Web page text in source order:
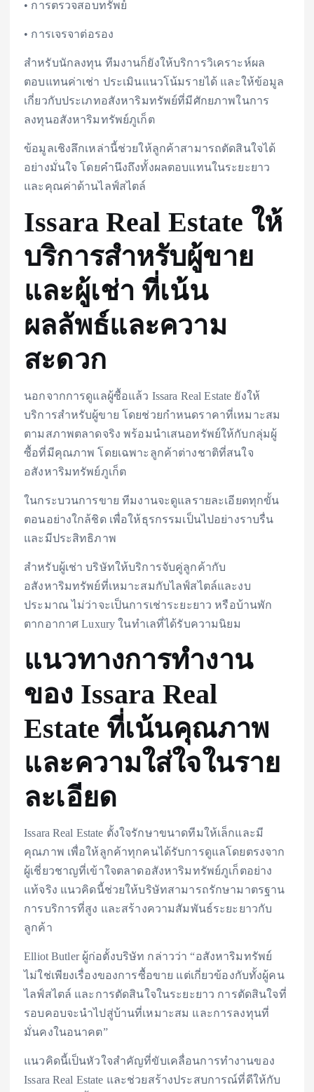
• การตรวจสอบทรัพย์
• การเจรจาต่อรอง
สำหรับนักลงทุน ทีมงานก็ยังให้บริการวิเคราะห์ผล
ตอบแทนค่าเช่า ประเมินแนวโน้มรายได้ และให้ข้อมูล
เกี่ยวกับประเภทอสังหาริมทรัพย์ที่มีศักยภาพในการ
ลงทุนอสังหาริมทรัพย์ภูเก็ต
ข้อมูลเชิงลึกเหล่านี้ช่วยให้ลูกค้าสามารถตัดสินใจได้
อย่างมั่นใจ โดยคำนึงถึงทั้งผลตอบแทนในระยะยาว
และคุณค่าด้านไลฟ์สไตล์
Issara Real Estate ให้
บริการสำหรับผู้ขาย
และผู้เช่า ที่เน้น
ผลลัพธ์และความ
สะดวก
นอกจากการดูแลผู้ซื้อแล้ว Issara Real Estate ยังให้
บริการสำหรับผู้ขาย โดยช่วยกำหนดราคาที่เหมาะสม
ตามสภาพตลาดจริง พร้อมนำเสนอทรัพย์ให้กับกลุ่มผู้
ซื้อที่มีคุณภาพ โดยเฉพาะลูกค้าต่างชาติที่สนใจ
อสังหาริมทรัพย์ภูเก็ต
ในกระบวนการขาย ทีมงานจะดูแลรายละเอียดทุกขั้น
ตอนอย่างใกล้ชิด เพื่อให้ธุรกรรมเป็นไปอย่างราบรื่น
และมีประสิทธิภาพ
สำหรับผู้เช่า บริษัทให้บริการจับคู่ลูกค้ากับ
อสังหาริมทรัพย์ที่เหมาะสมกับไลฟ์สไตล์และงบ
ประมาณ ไม่ว่าจะเป็นการเช่าระยะยาว หรือบ้านพัก
ตากอากาศ Luxury ในทำเลที่ได้รับความนิยม
แนวทางการทำงาน
ของ Issara Real
Estate ที่เน้นคุณภาพ
และความใส่ใจในราย
ละเอียด
Issara Real Estate ตั้งใจรักษาขนาดทีมให้เล็กและมี
คุณภาพ เพื่อให้ลูกค้าทุกคนได้รับการดูแลโดยตรงจาก
ผู้เชี่ยวชาญที่เข้าใจตลาดอสังหาริมทรัพย์ภูเก็ตอย่าง
แท้จริง แนวคิดนี้ช่วยให้บริษัทสามารถรักษามาตรฐาน
การบริการที่สูง และสร้างความสัมพันธ์ระยะยาวกับ
ลูกค้า
Elliot Butler ผู้ก่อตั้งบริษัท กล่าวว่า “อสังหาริมทรัพย์
ไม่ใช่เพียงเรื่องของการซื้อขาย แต่เกี่ยวข้องกับทั้งผู้คน
ไลฟ์สไตล์ และการตัดสินใจในระยะยาว การตัดสินใจที่
รอบคอบจะนำไปสู่บ้านที่เหมาะสม และการลงทุนที่
มั่นคงในอนาคต”
แนวคิดนี้เป็นหัวใจสำคัญที่ขับเคลื่อนการทำงานของ
Issara Real Estate และช่วยสร้างประสบการณ์ที่ดีให้กับ